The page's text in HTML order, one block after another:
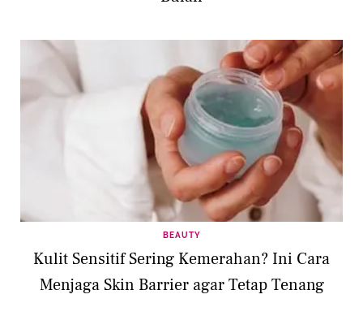
BEAUTY
Kulit Sensitif Sering Kemerahan? Ini Cara
Menjaga Skin Barrier agar Tetap Tenang